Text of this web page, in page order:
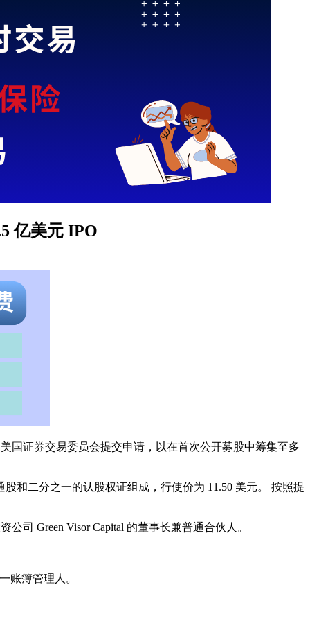
亿美元 IPO
国证券交易委员会提交申请，以在首次公开募股中筹集至多
和二分之一的认股权证组成，行使价为 11.50 美元。 按照提
公司 Green Visor Capital 的董事长兼普通合伙人。
账簿管理人。